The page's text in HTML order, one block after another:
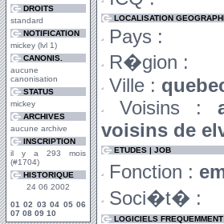
DROITS
standard
NOTIFICATION
mickey (lvl 1)
CANONIS.
aucune
canonisation
STATUS
mickey
ARCHIVES
aucune archive
INSCRIPTION
il y a 293 mois
(#1704)
HISTORIQUE
24 06 2002
01 02 03 04 05 06
07 08 09 10
LOCALISATION
Pays :
R�gion :
Ville :
Voisins :
voisins de
ETUDES | JOB
Fonction :
Soci�t� :
LOGICIELS